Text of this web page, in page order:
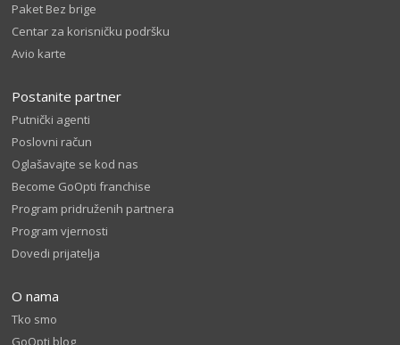
Paket Bez brige
Centar za korisničku podršku
Avio karte
Postanite partner
Putnički agenti
Poslovni račun
Oglašavajte se kod nas
Become GoOpti franchise
Program pridruženih partnera
Program vjernosti
Dovedi prijatelja
O nama
Tko smo
GoOpti blog